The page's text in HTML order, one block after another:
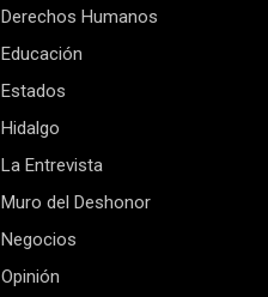
Derechos Humanos
Educación
Estados
Hidalgo
La Entrevista
Muro del Deshonor
Negocios
Opinión